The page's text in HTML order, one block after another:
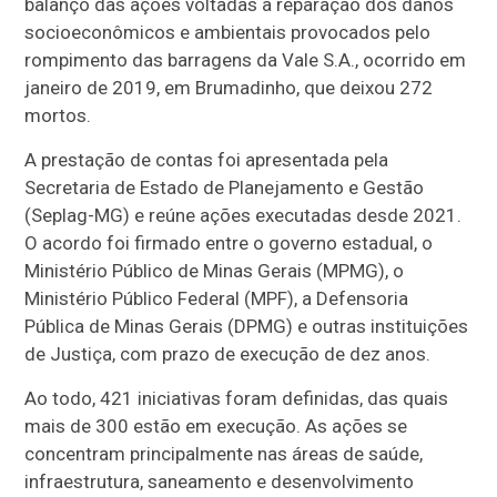
balanço das ações voltadas à reparação dos danos
socioeconômicos e ambientais provocados pelo
rompimento das barragens da Vale S.A., ocorrido em
janeiro de 2019, em Brumadinho, que deixou 272
mortos.
A prestação de contas foi apresentada pela
Secretaria de Estado de Planejamento e Gestão
(Seplag-MG) e reúne ações executadas desde 2021.
O acordo foi firmado entre o governo estadual, o
Ministério Público de Minas Gerais (MPMG), o
Ministério Público Federal (MPF), a Defensoria
Pública de Minas Gerais (DPMG) e outras instituições
de Justiça, com prazo de execução de dez anos.
Ao todo, 421 iniciativas foram definidas, das quais
mais de 300 estão em execução. As ações se
concentram principalmente nas áreas de saúde,
infraestrutura, saneamento e desenvolvimento